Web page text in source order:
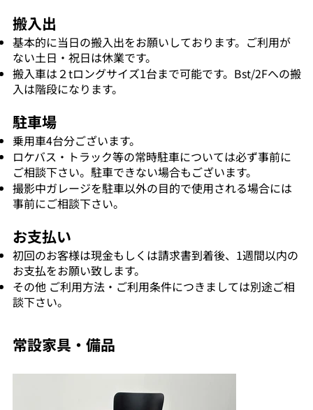
搬入出
基本的に当日の搬入出をお願いしております。ご利用が
ない土日・祝日は休業です。
搬入車は２tロングサイズ1台まで可能です。Bst/2Fへの搬
入は階段になります。
駐車場
乗用車4台分ございます。
ロケバス・トラック等の常時駐車については必ず事前に
ご相談下さい。駐車できない場合もございます。
撮影中ガレージを駐車以外の目的で使用される場合には
事前にご相談下さい。
お支払い
初回のお客様は現金もしくは請求書到着後、1週間以内の
お支払をお願い致します。
その他 ご利用方法・ご利用条件につきましては別途ご相
談下さい。
​常設家具・備品